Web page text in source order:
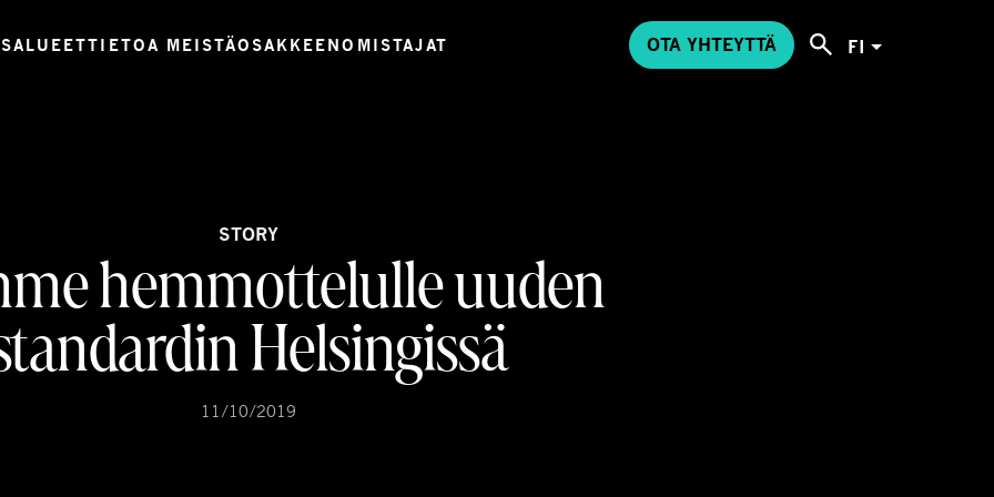
TIETOA MEISTÄOSAKKEENOMISTAJAT OTA YHTEYTTÄ FI
STORY
hemmottelulle uuden
Helsingissä
11/10/2019